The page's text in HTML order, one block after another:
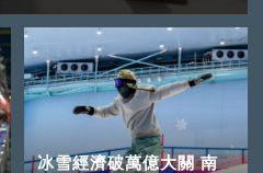
冰雪經濟破萬億大關 南